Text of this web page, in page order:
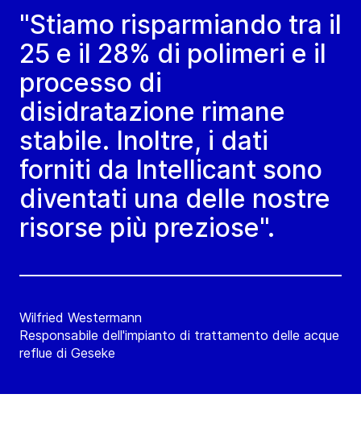
"Stiamo risparmiando tra il
25 e il 28% di polimeri e il
processo di
disidratazione rimane
stabile. Inoltre, i dati
forniti da Intellicant sono
diventati una delle nostre
risorse più preziose".
Wilfried Westermann
Responsabile dell'impianto di trattamento delle acque
reflue di Geseke